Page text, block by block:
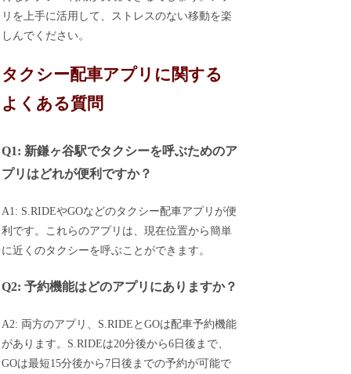
リを上手に活用して、ストレスのない移動を楽
しんでください。
タクシー配車アプリに関する
よくある質問
Q1: 新鎌ヶ谷駅でタクシーを呼ぶためのア
プリはどれが便利ですか？
A1: S.RIDEやGOなどのタクシー配車アプリが便
利です。これらのアプリは、現在位置から簡単
に近くのタクシーを呼ぶことができます。
Q2: 予約機能はどのアプリにありますか？
A2: 両方のアプリ、S.RIDEとGOは配車予約機能
があります。S.RIDEは20分後から6日後まで、
GOは最短15分後から7日後までの予約が可能で